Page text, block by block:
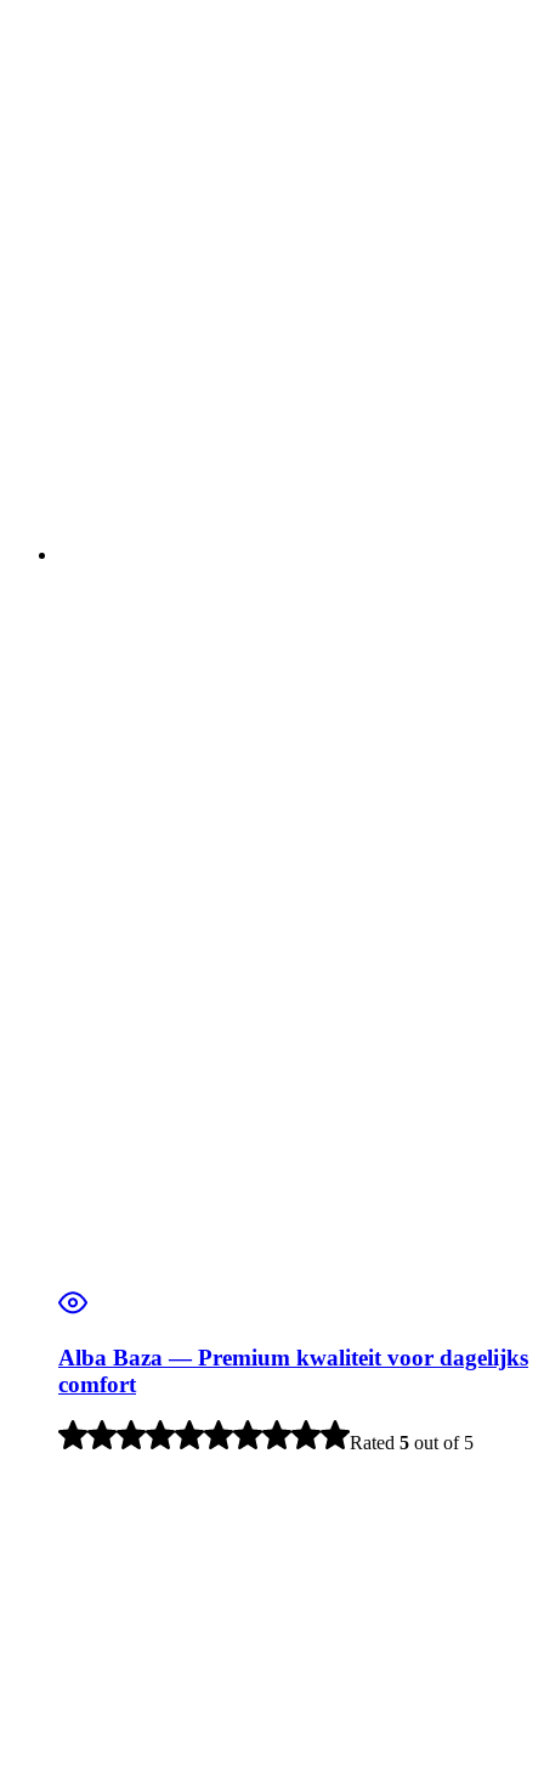
Alba Baza — Premium kwaliteit voor dagelijks
comfort
Rated 5 out of 5